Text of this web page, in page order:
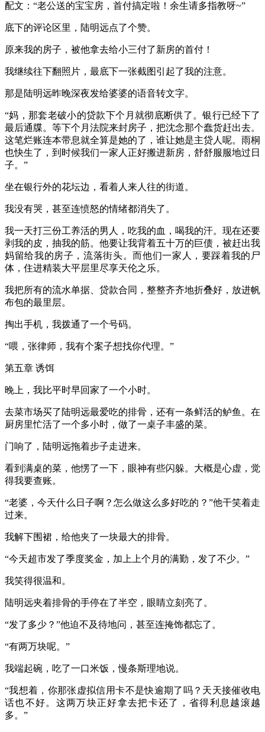
配文：“老公送的宝宝房，首付搞定啦！余生请多指教呀~”
底下的评论区里，陆明远点了个赞。
原来我的房子，被他拿去给小三付了新房的首付！
我继续往下翻照片，最底下一张截图引起了我的注意。
那是陆明远昨晚深夜发给婆婆的语音转文字。
“妈，那套老破小的贷款下个月就彻底断供了。银行已经下了
最后通牒。等下个月法院来封房子，把沈念那个蠢货赶出去。
这笔烂账连本带息就全算是她的了，谁让她是主贷人呢。雨桐
也快生了，到时候我们一家人正好搬进新房，舒舒服服地过日
子。”
坐在银行外的花坛边，看着人来人往的街道。
我没有哭，甚至连愤怒的情绪都消失了。
我一天打三份工养活的男人，吃我的血，喝我的汗。现在还要
剥我的皮，抽我的筋。他要让我背着五十万的巨债，被赶出我
妈留给我的房子，流落街头。而他们一家人，要踩着我的尸
体，住进精装大平层里尽享天伦之乐。
我把所有的流水单据、贷款合同，整整齐齐地折叠好，放进帆
布包的最里层。
掏出手机，我拨通了一个号码。
“喂，张律师，我有个案子想找你代理。”
第五章 诱饵
晚上，我比平时早回家了一个小时。
去菜市场买了陆明远最爱吃的排骨，还有一条鲜活的鲈鱼。在
厨房里忙活了一个多小时，做了一桌子丰盛的菜。
门响了，陆明远拖着步子走进来。
看到满桌的菜，他愣了一下，眼神有些闪躲。大概是心虚，觉
得我要查账。
“老婆，今天什么日子啊？怎么做这么多好吃的？”他干笑着走
过来。
我解下围裙，给他夹了一块最大的排骨。
“今天超市发了季度奖金，加上上个月的满勤，发了不少。”
我笑得很温和。
陆明远夹着排骨的手停在了半空，眼睛立刻亮了。
“发了多少？”他迫不及待地问，甚至连掩饰都忘了。
“有两万块呢。”
我端起碗，吃了一口米饭，慢条斯理地说。
“我想着，你那张虚拟信用卡不是快逾期了吗？天天接催收电
话也不好。这两万块正好拿去把卡还了，省得利息越滚越
多。”